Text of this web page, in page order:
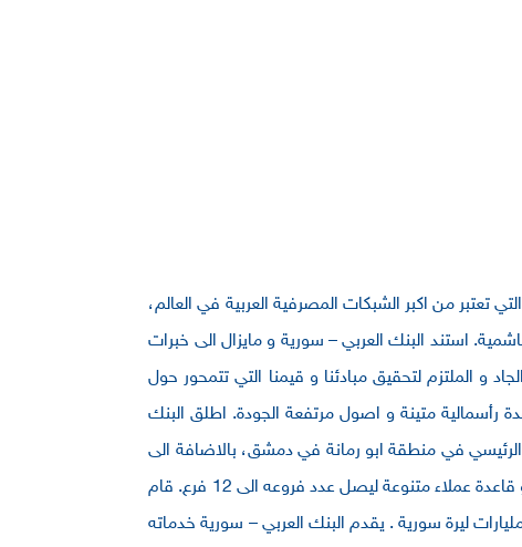
و التي تعتبر من اكبر الشبكات المصرفية العربية في العالم،
في المملكة الاردنية الهاشمية. استند البنك العربي – سورية و مايزال الى خبرات
و الملتزم لتحقيق مبادئنا و قيمنا التي تتمحور حول
رأسمالية متينة و اصول مرتفعة الجودة. اطلق البنك
المصرفية من خلال مركزه الرئيسي في منطقة ابو رمانة في دمشق، بالاضافة الى
شبكة فروعه المنتشرة في مختلف محافظات الجمهورية العربية السورية حيث سعى البنك الى خلق انتشار جغرافي متوازن و قاعدة عملاء متنوعة ليصل عدد فروعه الى 12 فرع. قام
العربي – سورية و من اجل تمتين قاعدته الرأسمالية و دعم توسع عملياته التشغيلية بزيادة راسماله المدفوع ليتجاوز 5 مليارات ليرة سورية . يقدم البنك العربي – سورية خدماته